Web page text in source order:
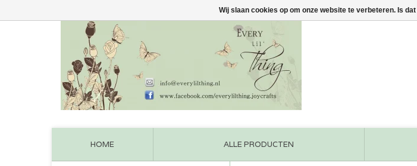
HOME ALLE PRODUCTEN
Wij slaan cookies op om onze website te verbeteren. Is